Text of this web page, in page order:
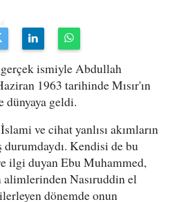
ismiyle Abdullah
1963 tarihinde Mısır'ın
geldi.
ve cihat yanlısı akımların
Kendisi de bu
ilgi duyan Ebu Muhammed,
Nasıruddin el
dönemde onun